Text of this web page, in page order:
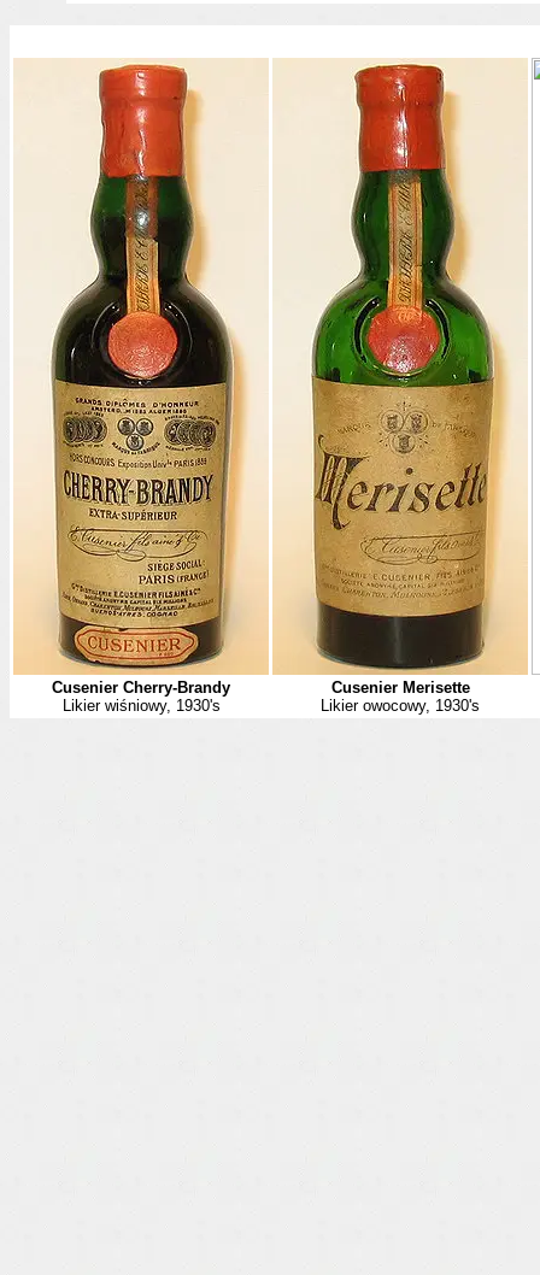
Cusenier Cherry-Brandy
Likier wiśniowy, 1930's
Cusenier Merisette
Likier owocowy, 1930's